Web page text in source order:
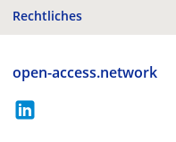
Rechtliches
open-access.network